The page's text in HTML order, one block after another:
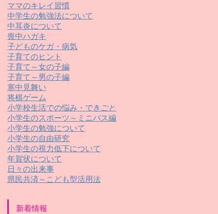
ママのキレイ習慣
中学生の勉強法について
中耳炎について
喪中ハガキ
子どものケガ・病気
子育てのヒント
子育て～女の子編
子育て～男の子編
寒中見舞い
将棋ゲーム
小学校生活での悩み・できごと
小学生のスポーツ～ミニバス編
小学生の勉強について
小学生の自由研究
小学生の視力低下について
年賀状について
日々の出来事
県民共済～こども型活用法
新着情報